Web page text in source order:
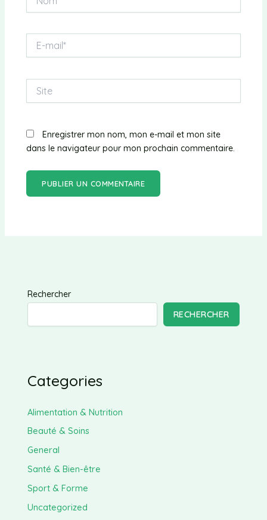
mail*
Enregistrer mon nom, mon e-mail et mon site
dans le navigateur pour mon prochain commentaire.
Rechercher
RECHERCHER
Categories
Alimentation & Nutrition
Beauté & Soins
General
Santé & Bien-être
Sport & Forme
Uncategorized